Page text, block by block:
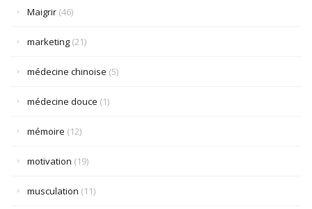
Maigrir (46)
marketing (21)
médecine chinoise (5)
médecine douce (1)
mémoire (12)
motivation (19)
musculation (11)